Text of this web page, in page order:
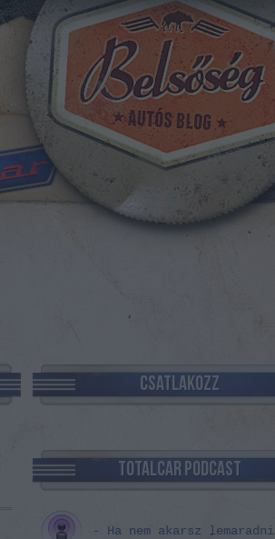
CSATLAKOZZ
TOTALCAR PODCAST
- Ha nem akarsz lemaradni